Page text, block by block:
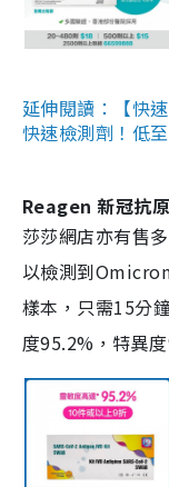
延伸閱讀：【快
快速檢測劑！低
Reagen 新冠抗
莎莎網店亦有售
以檢測到
樣本，只需15分
度95.2%，特異